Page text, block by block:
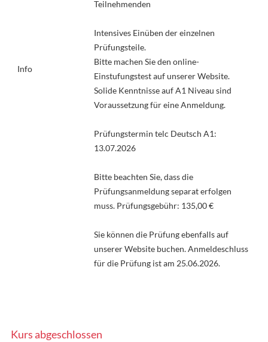
Info
Teilnehmenden
Intensives Einüben der einzelnen
Prüfungsteile.
Bitte machen Sie den online-
Einstufungstest auf unserer Website.
Solide Kenntnisse auf A1 Niveau sind
Voraussetzung für eine Anmeldung.
Prüfungstermin telc Deutsch A1:
13.07.2026
Bitte beachten Sie, dass die
Prüfungsanmeldung separat erfolgen
muss. Prüfungsgebühr: 135,00 €
Sie können die Prüfung ebenfalls auf
unserer Website buchen. Anmeldeschluss
für die Prüfung ist am 25.06.2026.
Kurs abgeschlossen